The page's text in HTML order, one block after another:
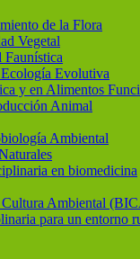
de la Flora
Vegetal
Evolutiva
y en Alimentos
Animal
Ambiental
en biomedicina
Ambiental
para un entorno